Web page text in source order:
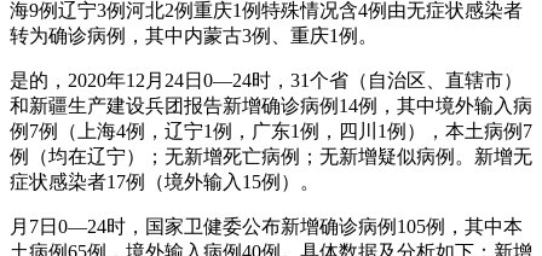
海9例辽宁3例河北2例重庆1例特殊情况含4例由无症状感染者
转为确诊病例，其中内蒙古3例、重庆1例。
是的，2020年12月24日0—24时，31个省（自治区、直辖市）
和新疆生产建设兵团报告新增确诊病例14例，其中境外输入病
例7例（上海4例，辽宁1例，广东1例，四川1例），本土病例7
例（均在辽宁）；无新增死亡病例；无新增疑似病例。新增无
症状感染者17例（境外输入15例）。
月7日0—24时，国家卫健委公布新增确诊病例105例，其中本
土病例65例，境外输入病例40例。具体数据及分析如下：新增